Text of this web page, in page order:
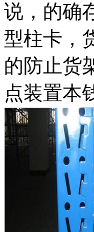
说，的确
型柱卡，
的防止货
点装置本